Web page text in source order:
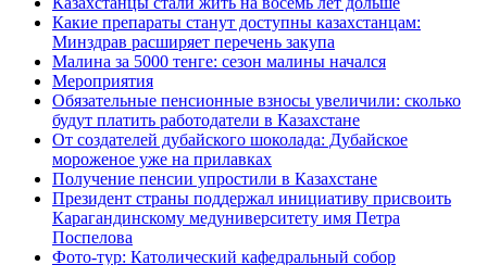
Какие препараты станут доступны казахстанцам:
Минздрав расширяет перечень закупа
Малина за 5000 тенге: сезон малины начался
Мероприятия
Обязательные пенсионные взносы увеличили: сколько
будут платить работодатели в Казахстане
От создателей дубайского шоколада: Дубайское
мороженое уже на прилавках
Получение пенсии упростили в Казахстане
Президент страны поддержал инициативу присвоить
Карагандинскому медуниверситету имя Петра
Поспелова
Фото-тур: Католический кафедральный собор